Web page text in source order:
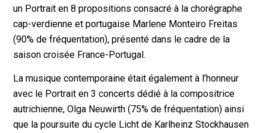
un Portrait en 8 propositions consacré à la chorégraphe
cap-verdienne et portugaise Marlene Monteiro Freitas
(90% de fréquentation), présenté dans le cadre de la
saison croisée France-Portugal.
La musique contemporaine était également à l’honneur
avec le Portrait en 3 concerts dédié à la compositrice
autrichienne, Olga Neuwirth (75% de fréquentation) ainsi
que la poursuite du cycle Licht de Karlheinz Stockhausen